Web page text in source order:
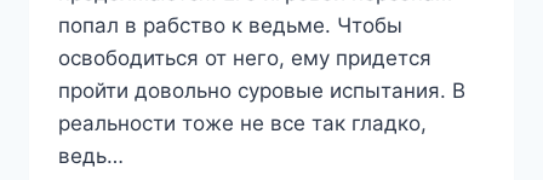
попал в рабство к ведьме. Чтобы
освободиться от него, ему придется
пройти довольно суровые испытания. В
реальности тоже не все так гладко,
ведь…